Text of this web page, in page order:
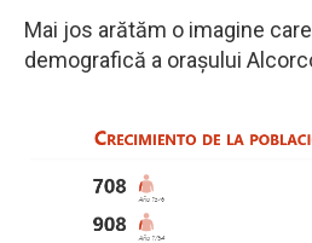
Mai jos arătăm o imagine
demografică a orașului